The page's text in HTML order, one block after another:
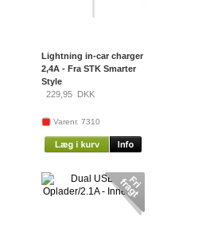
Lightning in-car charger
2,4A - Fra STK Smarter
Style
229,95DKK
Varenr. 7310